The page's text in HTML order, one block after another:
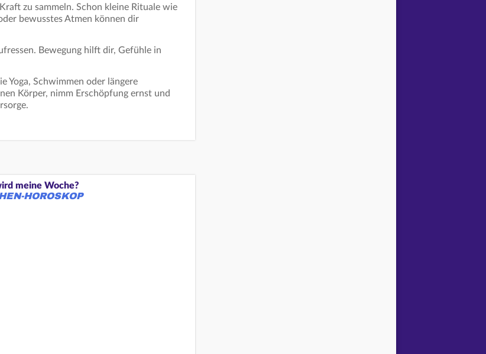
zu sammeln. Schon kleine Rituale wie
bewusstes Atmen können dir
Bewegung hilft dir, Gefühle in
Yoga, Schwimmen oder längere
Körper, nimm Erschöpfung ernst und
meine Woche?
HOROSKOP